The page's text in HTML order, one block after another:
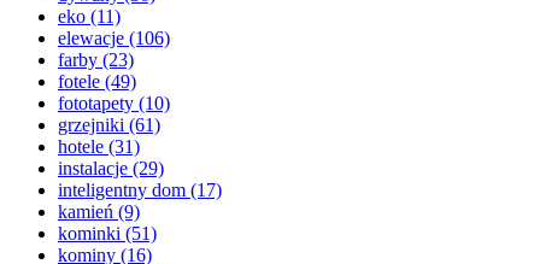
eko (11)
elewacje (106)
farby (23)
fotele (49)
fototapety (10)
grzejniki (61)
hotele (31)
instalacje (29)
inteligentny dom (17)
kamień (9)
kominki (51)
kominy (16)